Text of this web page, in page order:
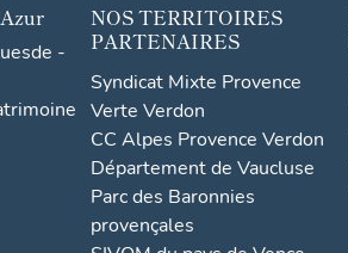
-
NOS TERRITOIRES
PARTENAIRES
Syndicat Mixte Provence
Verte Verdon
CC Alpes Provence Verdon
Département de Vaucluse
Parc des Baronnies
provençales